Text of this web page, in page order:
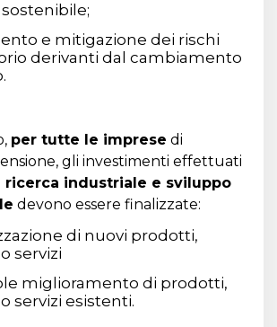
e mitigazione dei rischi
derivanti dal cambiamento
per tutte le imprese di
gli investimenti effettuati
industriale e sviluppo
devono essere finalizzate:
di nuovi prodotti,
servizi
miglioramento di prodotti,
servizi esistenti.